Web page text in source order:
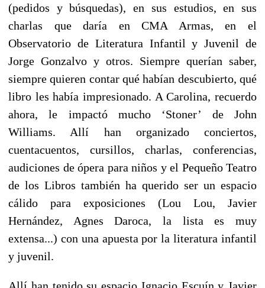
(pedidos y búsquedas), en sus estudios, en sus
charlas que daría en CMA Armas, en el
Observatorio de Literatura Infantil y Juvenil de
Jorge Gonzalvo y otros. Siempre querían saber,
siempre quieren contar qué habían descubierto, qué
libro les había impresionado. A Carolina, recuerdo
ahora, le impactó mucho ‘Stoner’ de John
Williams. Allí han organizado conciertos,
cuentacuentos, cursillos, charlas, conferencias,
audiciones de ópera para niños y el Pequeño Teatro
de los Libros también ha querido ser un espacio
cálido para exposiciones (Lou Lou, Javier
Hernández, Agnes Daroca, la lista es muy
extensa...) con una apuesta por la literatura infantil
y juvenil.